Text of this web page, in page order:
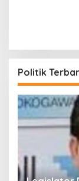
Politik